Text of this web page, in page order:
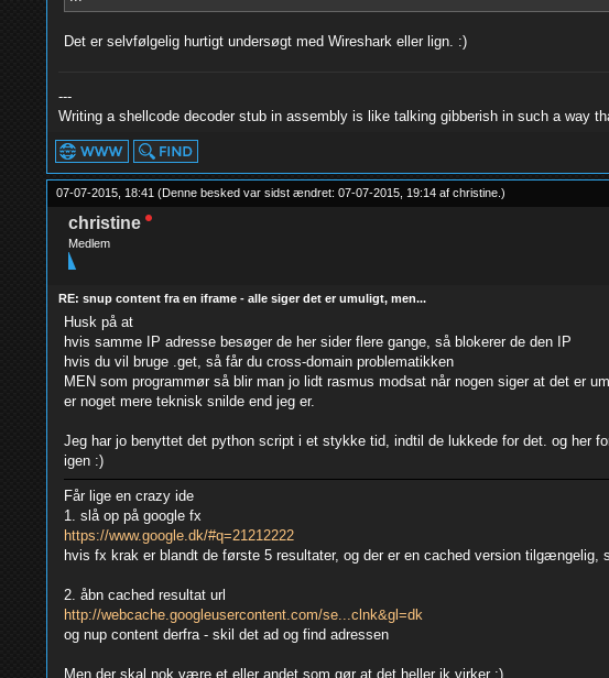
Det er selvfølgelig hurtigt undersøgt med Wireshark eller lign. :)
---
Writing a shellcode decoder stub in assembly is like talking gibberish in such a way
07-07-2015, 18:41 (Denne besked var sidst ændret: 07-07-2015, 19:14 af christine. )
christine
Medlem
RE: snup content fra en iframe - alle siger det er umuligt, men...
Husk på at
hvis samme IP adresse besøger de her sider flere gange, så blokerer de den IP
hvis du vil bruge .get, så får du cross-domain problematikken
MEN som programmør så blir man jo lidt rasmus modsat når nogen siger at det er
er noget mere teknisk snilde end jeg er.
Jeg har jo benyttet det python script i et stykke tid, indtil de lukkede for det. og her
igen :)
Får lige en crazy ide
1. slå op på google fx
https://www.google.dk/#q=21212222
hvis fx krak er blandt de første 5 resultater, og der er en cached version tilgængelig,
2. åbn cached resultat url
http://webcache.googleusercontent.com/se...clnk&gl=dk
og nup content derfra - skil det ad og find adressen
Men der skal nok være et eller andet som gør at det heller ik virker ;)